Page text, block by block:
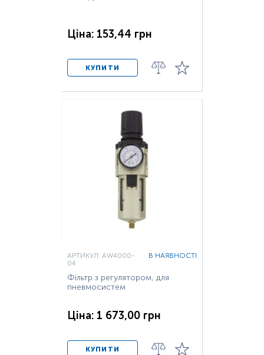
Ціна: 153,44 грн
КУПИТИ
АРТИКУЛ: AW4000-
04
В НАЯВНОСТІ
Фільтр з регулятором, для
пневмосистем
Ціна: 1 673,00 грн
КУПИТИ